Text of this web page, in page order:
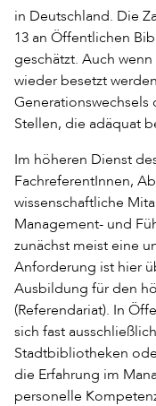
in Deutschland. Die
13 an Öffentlichen
geschätzt. Auch
wieder besetzt
Stellen, die adäquat
Im höheren Dienst
FachreferentInnen,
wissenschaftliche
Management- und
zunächst meist eine
Anforderung ist hier
Ausbildung für den
(Referendariat). In
sich fast
Stadtbibliotheken
die Erfahrung im
personelle